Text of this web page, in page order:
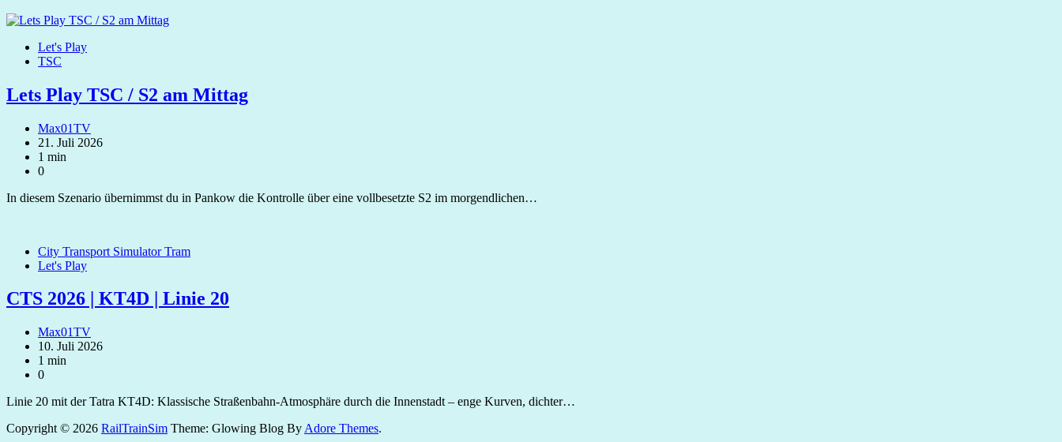
Let's Play
TSC
Lets Play TSC / S2 am Mittag
Max01TV
21. Juli 2026
1 min
0
In diesem Szenario übernimmst du in Pankow die Kontrolle über eine vollbesetzte S2 im morgendlichen…
City Transport Simulator Tram
Let's Play
CTS 2026 | KT4D | Linie 20
Max01TV
10. Juli 2026
1 min
0
Linie 20 mit der Tatra KT4D: Klassische Straßenbahn-Atmosphäre durch die Innenstadt – enge Kurven, dichter…
Copyright © 2026 RailTrainSim Theme: Glowing Blog By Adore Themes.